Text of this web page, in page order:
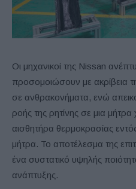
Οι μηχανικοί της Nissan
προσομοιώσουν με ακρίβεια
σε ανθρακονήματα, ενώ
ροής της ρητίνης σε μια
αισθητήρα θερμοκρασίας
μήτρα. Το αποτέλεσμα της
ένα συστατικό υψηλής
ανάπτυξης.